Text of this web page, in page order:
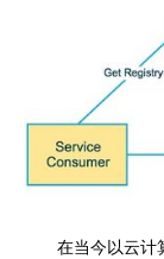
在当今以云计